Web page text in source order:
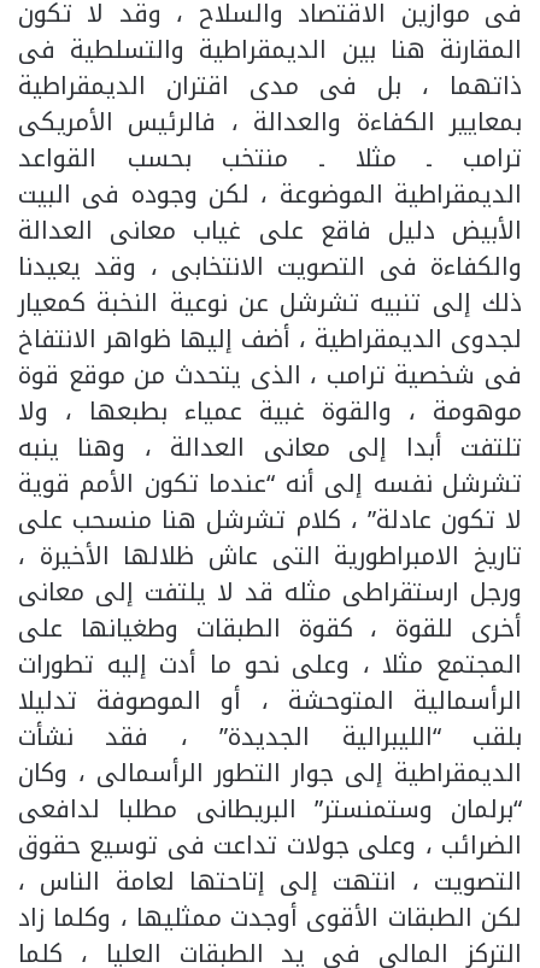
فى موازين الاقتصاد والسلاح ، وقد لا تكون
المقارنة هنا بين الديمقراطية والتسلطية فى
ذاتهما ، بل فى مدى اقتران الديمقراطية
بمعايير الكفاءة والعدالة ، فالرئيس الأمريكى
ترامب ـ مثلا ـ منتخب بحسب القواعد
الديمقراطية الموضوعة ، لكن وجوده فى البيت
الأبيض دليل فاقع على غياب معانى العدالة
والكفاءة فى التصويت الانتخابى ، وقد يعيدنا
ذلك إلى تنبيه تشرشل عن نوعية النخبة كمعيار
لجدوى الديمقراطية ، أضف إليها ظواهر الانتفاخ
فى شخصية ترامب ، الذى يتحدث من موقع قوة
موهومة ، والقوة غبية عمياء بطبعها ، ولا
تلتفت أبدا إلى معانى العدالة ، وهنا ينبه
تشرشل نفسه إلى أنه “عندما تكون الأمم قوية
لا تكون عادلة” ، كلام تشرشل هنا منسحب على
تاريخ الامبراطورية التى عاش ظلالها الأخيرة ،
ورجل ارستقراطى مثله قد لا يلتفت إلى معانى
أخرى للقوة ، كقوة الطبقات وطغيانها على
المجتمع مثلا ، وعلى نحو ما أدت إليه تطورات
الرأسمالية المتوحشة ، أو الموصوفة تدليلا
بلقب “الليبرالية الجديدة” ، فقد نشأت
الديمقراطية إلى جوار التطور الرأسمالى ، وكان
“برلمان وستمنستر” البريطانى مطلبا لدافعى
الضرائب ، وعلى جولات تداعت فى توسيع حقوق
التصويت ، انتهت إلى إتاحتها لعامة الناس ،
لكن الطبقات الأقوى أوجدت ممثليها ، وكلما زاد
التركز المالى فى يد الطبقات العليا ، كلما